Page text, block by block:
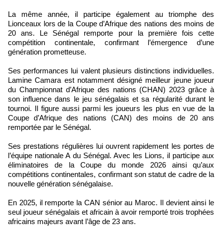
La même année, il participe également au triomphe des
Lionceaux lors de la Coupe d’Afrique des nations des moins de
20 ans. Le Sénégal remporte pour la première fois cette
compétition continentale, confirmant l’émergence d’une
génération prometteuse.
Ses performances lui valent plusieurs distinctions individuelles.
Lamine Camara est notamment désigné meilleur jeune joueur
du Championnat d’Afrique des nations (CHAN) 2023 grâce à
son influence dans le jeu sénégalais et sa régularité durant le
tournoi. Il figure aussi parmi les joueurs les plus en vue de la
Coupe d’Afrique des nations (CAN) des moins de 20 ans
remportée par le Sénégal.
Ses prestations régulières lui ouvrent rapidement les portes de
l’équipe nationale A du Sénégal. Avec les Lions, il participe aux
éliminatoires de la Coupe du monde 2026 ainsi qu’aux
compétitions continentales, confirmant son statut de cadre de la
nouvelle génération sénégalaise.
En 2025, il remporte la CAN sénior au Maroc. Il devient ainsi le
seul joueur sénégalais et africain à avoir remporté trois trophées
africains majeurs avant l’âge de 23 ans.